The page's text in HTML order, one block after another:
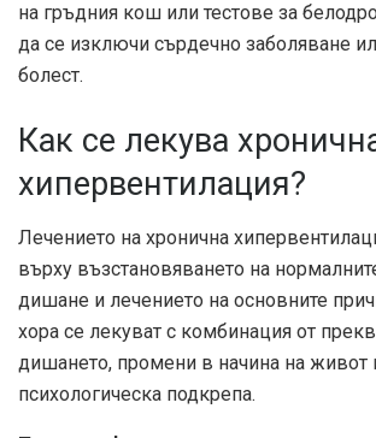
на гръдния кош или тестове за
да се изключи сърдечно заболяване
болест.
Как се лекува
хипервентилация?
Лечението на хронична
върху възстановяването на
дишане и лечението на основните
хора се лекуват с комбинация от
дишането, промени в начина на живот
психологическа подкрепа.